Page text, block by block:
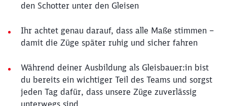
den Schotter unter den Gleisen
Ihr achtet genau darauf, dass alle Maße stimmen –
damit die Züge später ruhig und sicher fahren
Während deiner Ausbildung als Gleisbauer:in bist
du bereits ein wichtiger Teil des Teams und sorgst
jeden Tag dafür, dass unsere Züge zuverlässig
unterwegs sind